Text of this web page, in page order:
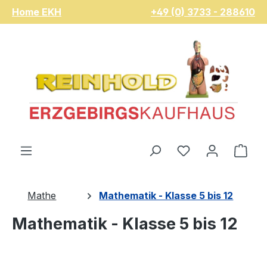
Zum Hauptinhalt springen
Home EKH +49 (0) 3733 - 288610
Du hast 0
Mathe Mathematik - Klasse 5 bis 12
Mathematik - Klasse 5 bis 12